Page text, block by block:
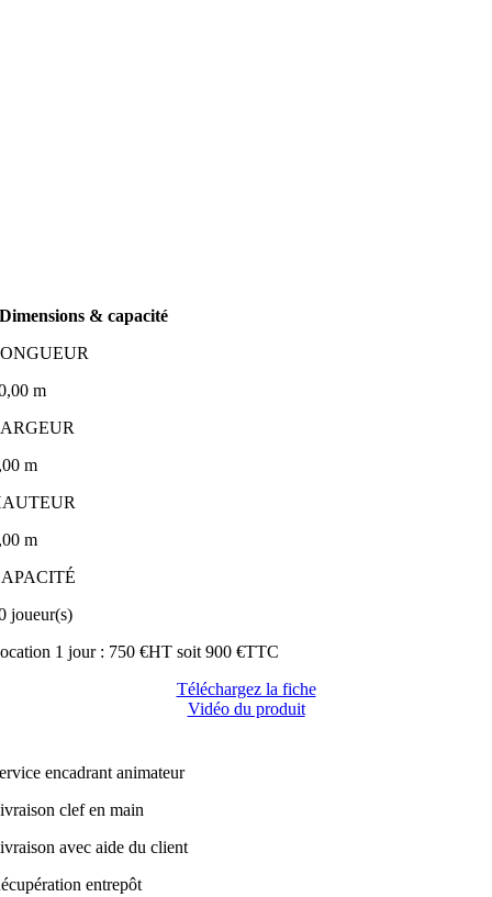
Dimensions & capacité
m
m
m
joueur(s)
1 jour : 750 €HT soit 900 €TTC
Téléchargez la fiche
Vidéo du produit
encadrant animateur
clef en main
avec aide du client
entrepôt